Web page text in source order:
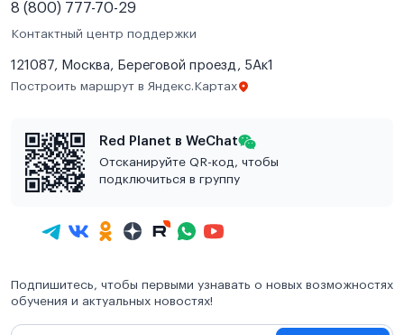
8 (800) 777-70-29
Контактный центр поддержки
121087, Москва, Береговой проезд, 5Ак1
Построить маршрут в Яндекс.Картах
Red Planet в WeChat
Отсканируйте QR-код, чтобы
подключиться в группу
Подпишитесь, чтобы первыми узнавать о новых возможностях
обучения и актуальных новостях!